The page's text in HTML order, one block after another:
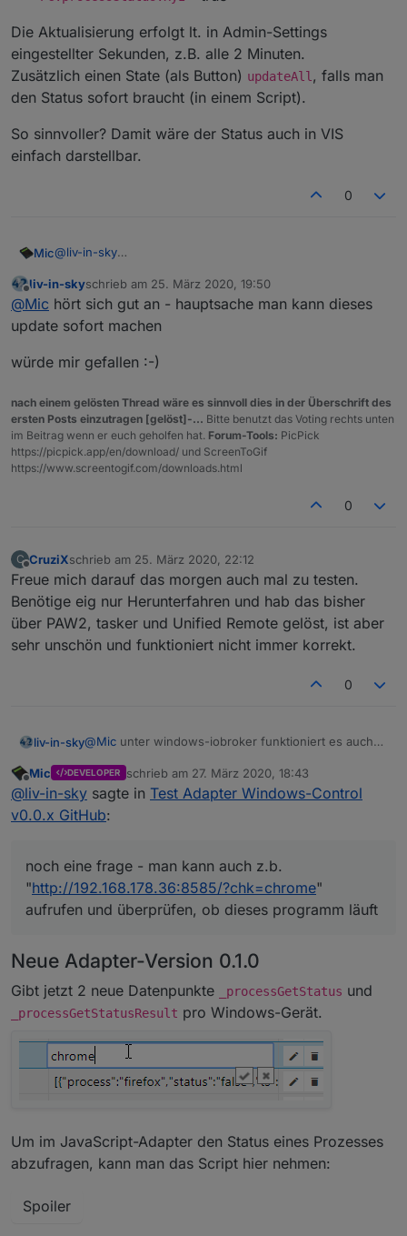
Die Aktualisierung erfolgt lt. in Admin-Settings
eingestellter Sekunden, z.B. alle 2 Minuten.
Zusätzlich einen State (als Button) updateAll, falls man
den Status sofort braucht (in einem Script).
So sinnvoller? Damit wäre der Status auch in VIS
einfach darstellbar.
0
Mic@liv-in-sky
z.B. analog zum Polling auf "_connection".
Also: in den Adapter-Settings steht "Zu prüfende
Prozesse":chrome, firefox, xyz
windows-control.0.Gästezimmer-
PC.processStatus.chrome- true
windows-control.0.Gästezimmer-
windows-control.0.Gästezimmer-
Die Aktualisierung erfolgt lt. in Admin-Settings eingestellter
Sekunden, z.B. alle 2 Minuten.
den Status sofort braucht (in einem Script).
darstellbar.
Offline
liv-in-skyschrieb am 25. März 2020, 19:50
zuletzt editiert von
@Mic hört sich gut an - hauptsache man kann dieses
update sofort machen
würde mir gefallen :-)
nach einem gelösten Thread wäre es sinnvoll dies in der Überschrift des
ersten Posts einzutragen [gelöst]-... Bitte benutzt das Voting rechts unten
im Beitrag wenn er euch geholfen hat. Forum-Tools: PicPick
https://picpick.app/en/download/ und ScreenToGif
https://www.screentogif.com/downloads.html
0
C CruziXschrieb am 25. März 2020, 22:12
zuletzt editiert von
Freue mich darauf das morgen auch mal zu testen.
Benötige eig nur Herunterfahren und hab das bisher
über PAW2, tasker und Unified Remote gelöst, ist aber
sehr unschön und funktioniert nicht immer korrekt.
0
liv-in-sky@Mic unter windows-iobroker funktioniert es auch
noch eine frage - man kann auch z.b.
" http://192.168.178.36:8585/?chk=chrome" aufrufen
und überprüfen, ob dieses programm läuft
das ist nicht integriert ?
Offline
Mic DEVELOPER schrieb am 27. März 2020, 18:43
zuletzt editiert von
@liv-in-sky sagte in Test Adapter Windows-Control
v0.0.x GitHub:
noch eine frage - man kann auch z.b.
"http://192.168.178.36:8585/?chk=chrome"
aufrufen und überprüfen, ob dieses programm läuft
Neue Adapter-Version 0.1.0
Gibt jetzt 2 neue Datenpunkte _processGetStatus und
_processGetStatusResult pro Windows-Gerät.
Um im JavaScript-Adapter den Status eines Prozesses
abzufragen, kann man das Script hier nehmen:
Spoiler